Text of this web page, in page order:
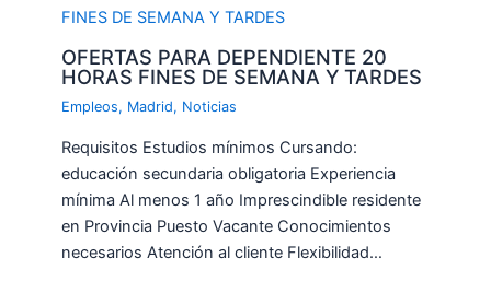
OFERTAS PARA DEPENDIENTE 20
HORAS FINES DE SEMANA Y TARDES
Empleos, Madrid, Noticias
Requisitos Estudios mínimos Cursando:
educación secundaria obligatoria Experiencia
mínima Al menos 1 año Imprescindible residente
en Provincia Puesto Vacante Conocimientos
necesarios Atención al cliente Flexibilidad…